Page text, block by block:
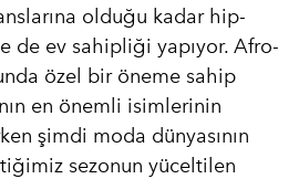
olduğu kadar hip-
de ev sahipliği yapıyor. Afro-
özel bir öneme sahip
en önemli isimlerinin
şimdi moda dünyasının
sezonun yüceltilen